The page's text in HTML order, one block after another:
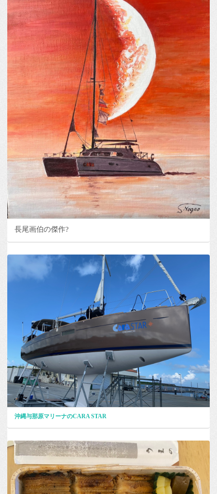
長尾画伯の傑作?
沖縄与那原マリーナのCARA STAR